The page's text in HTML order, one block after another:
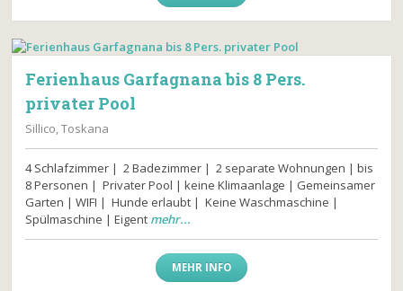
Ferienhaus Garfagnana bis 8 Pers.
privater Pool
Sillico, Toskana
4 Schlafzimmer | 2 Badezimmer | 2 separate Wohnungen | bis
8 Personen | Privater Pool | keine Klimaanlage | Gemeinsamer
Garten | WIFI | Hunde erlaubt | Keine Waschmaschine |
Spülmaschine | Eigent mehr...
MEHR INFO